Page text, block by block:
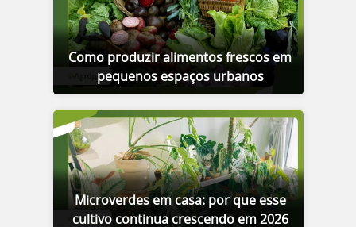
Como produzir alimentos frescos em
pequenos espaços urbanos
Microverdes em casa: por que esse
cultivo continua crescendo em 2026